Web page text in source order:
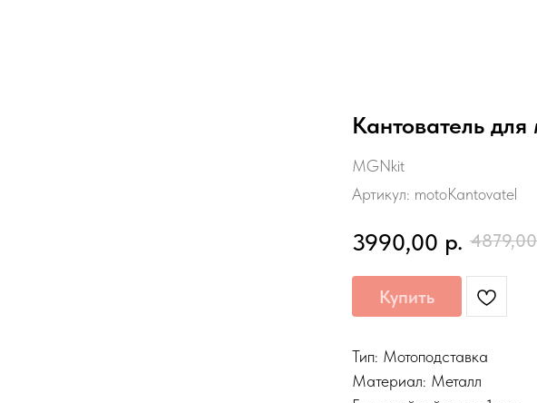
Кантователь
MGNkit
Артикул: motoKantovatel
3990,00 р. 4879,00
Купить
Тип: Мотоподставка
Материал: Металл